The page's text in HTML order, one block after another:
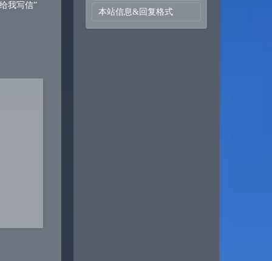
我写信”
本站信息&回复格式